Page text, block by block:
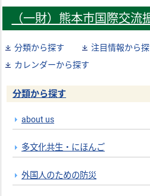
（一財）熊本市国際交流
分類から探す 注目情報から
カレンダーから探す
分類から探す
about us
多文化共生・にほんご
外国人のための防災